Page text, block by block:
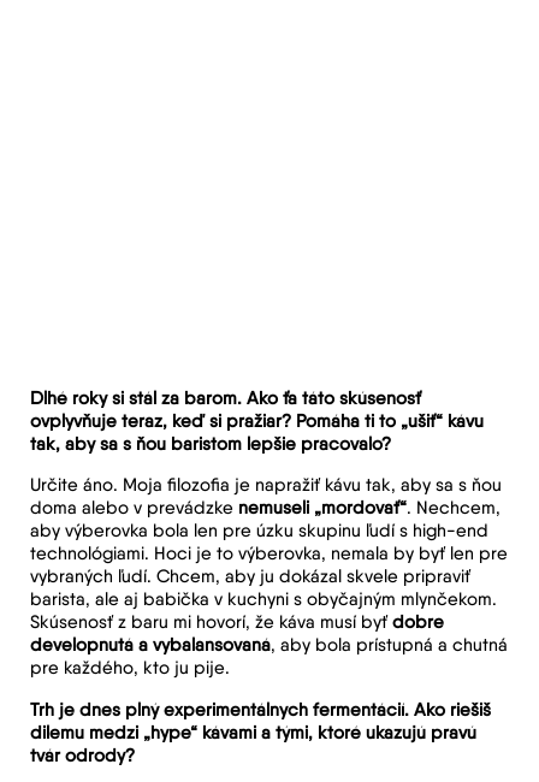
Dlhé roky si stál za barom. Ako ťa táto skúsenosť
ovplyvňuje teraz, keď si pražiar? Pomáha ti to „ušiť“ kávu
tak, aby sa s ňou baristom lepšie pracovalo?
Určite áno. Moja filozofia je napražiť kávu tak, aby sa s ňou
doma alebo v prevádzke nemuseli „mordovať“. Nechcem,
aby výberovka bola len pre úzku skupinu ľudí s high-end
technológiami. Hoci je to výberovka, nemala by byť len pre
vybraných ľudí. Chcem, aby ju dokázal skvele pripraviť
barista, ale aj babička v kuchyni s obyčajným mlynčekom.
Skúsenosť z baru mi hovorí, že káva musí byťdobre
developnutá a vybalansovaná, aby bola prístupná a chutná
pre každého, kto ju pije.
Trh je dnes plný experimentálnych fermentácií. Ako riešiš
dilemu medzi „hype“ kávami a tými, ktoré ukazujú pravú
tvár odrody?